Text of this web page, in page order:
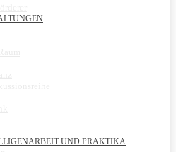
UND PRAKTIKA